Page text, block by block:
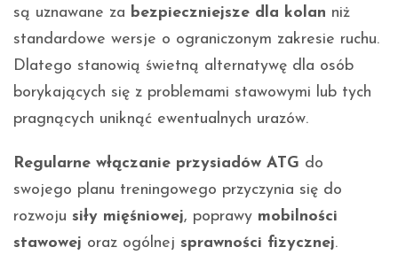
są uznawane za bezpieczniejsze dla kolan niż
standardowe wersje o ograniczonym zakresie ruchu.
Dlatego stanowią świetną alternatywę dla osób
borykających się z problemami stawowymi lub tych
pragnących uniknąć ewentualnych urazów.
Regularne włączanie przysiadów ATG do
swojego planu treningowego przyczynia się do
rozwoju siły mięśniowej, poprawy mobilności
stawowej oraz ogólnej sprawności fizycznej.